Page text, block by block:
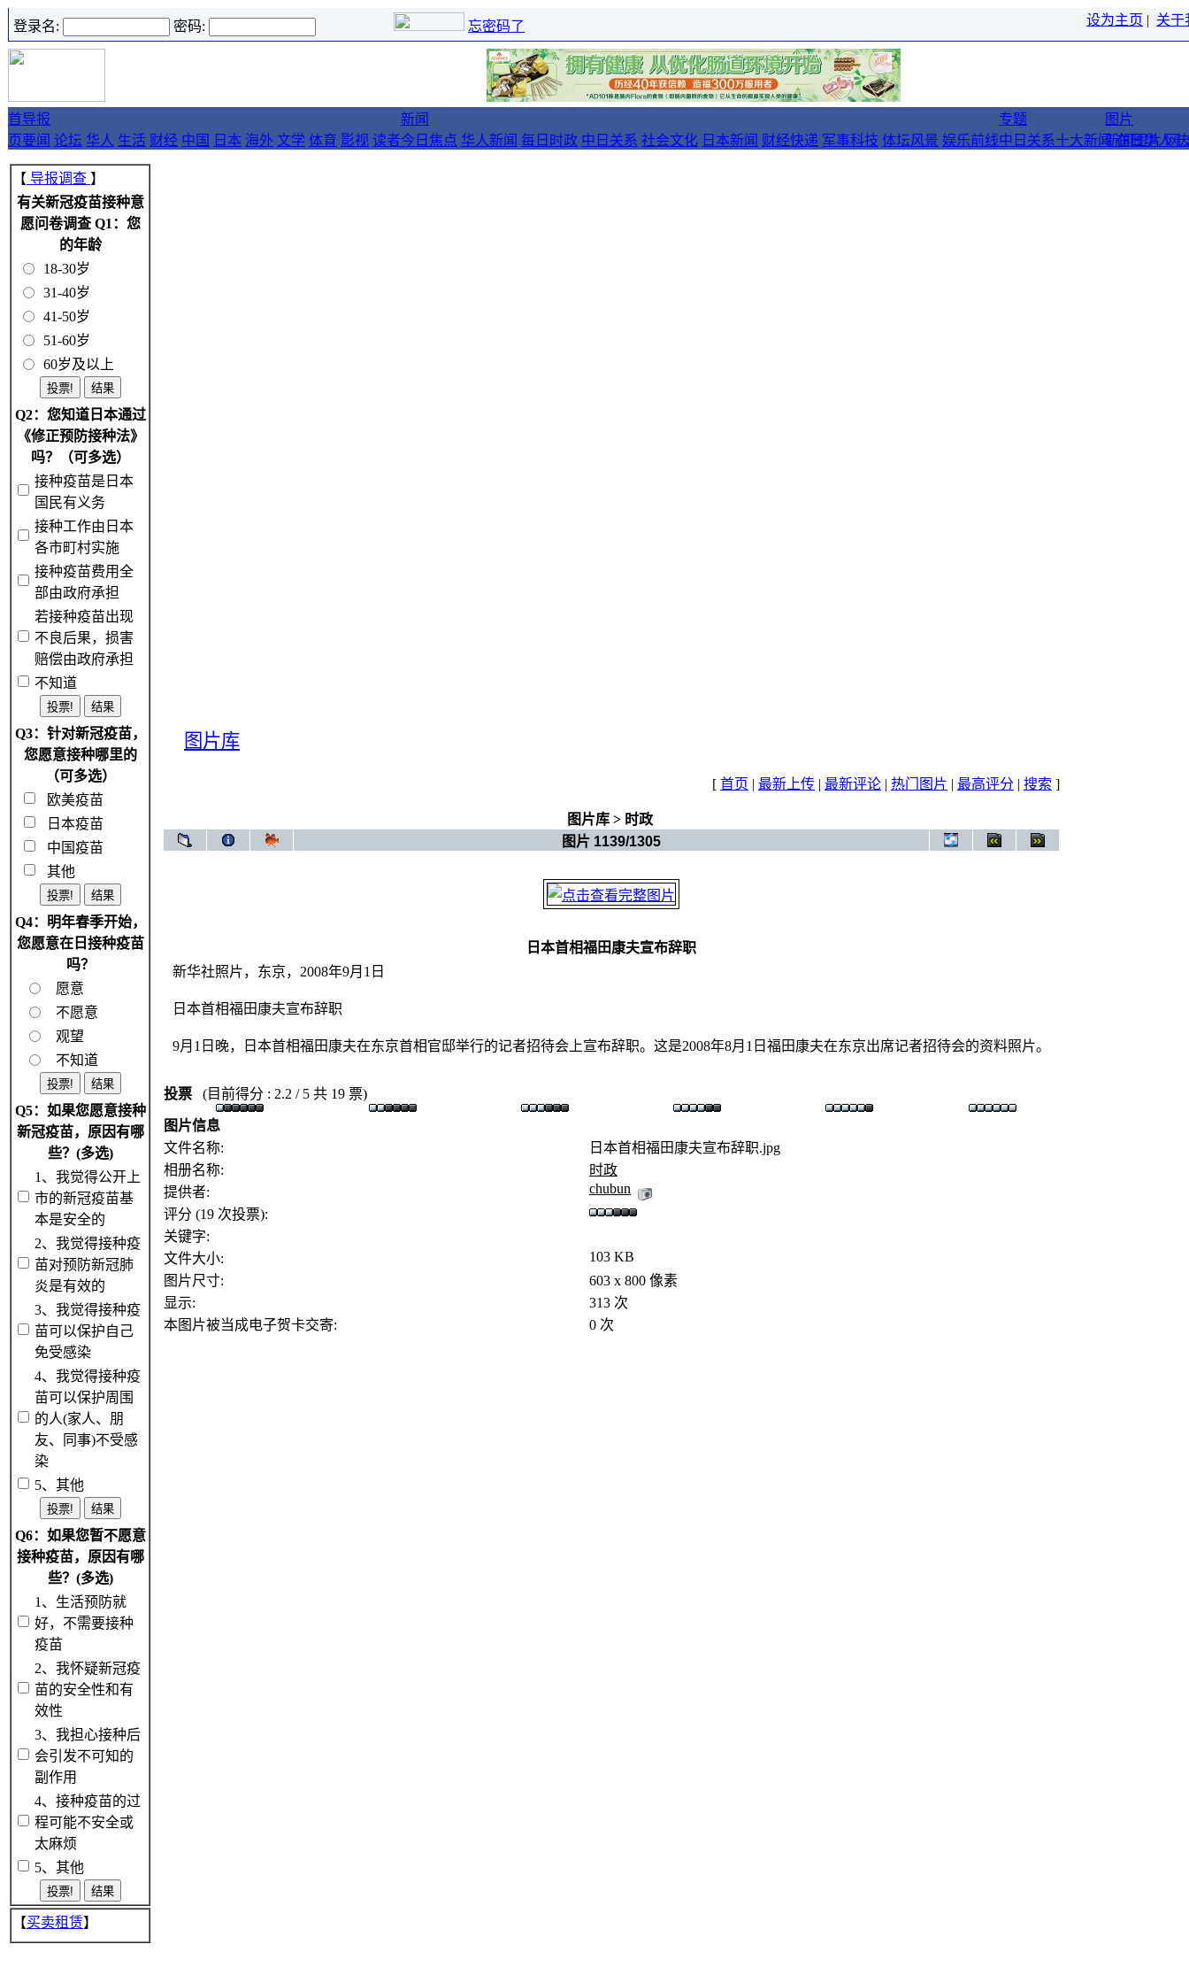
登录名: 密码: 忘密码了 设为主页 | 关于
首
页
导报
要闻 论坛 华人 生活 财经 中国 日本 海外 文学 体育 影视 读者
新闻
今日焦点 华人新闻 每日时政 中日关系 社会文化 日本新闻 财经快递 军事科技 体坛风景 娱乐前线
专题
中日关系十大新闻 在日华人
图片
新闻图片 网
【 导报调查 】
有关新冠疫苗接种意
愿问卷调查 Q1：您
的年龄
18-30岁
31-40岁
41-50岁
51-60岁
60岁及以上
Q2：您知道日本通过
《修正预防接种法》
吗？（可多选）
接种疫苗是日本
国民有义务
接种工作由日本
各市町村实施
接种疫苗费用全
部由政府承担
若接种疫苗出现
不良后果，损害
赔偿由政府承担
不知道
Q3：针对新冠疫苗，
您愿意接种哪里的
（可多选）
欧美疫苗
日本疫苗
中国疫苗
其他
Q4：明年春季开始，
您愿意在日接种疫苗
吗？
愿意
不愿意
观望
不知道
Q5：如果您愿意接种
新冠疫苗，原因有哪
些？(多选)
1、我觉得公开上
市的新冠疫苗基
本是安全的
2、我觉得接种疫
苗对预防新冠肺
炎是有效的
3、我觉得接种疫
苗可以保护自己
免受感染
4、我觉得接种疫
苗可以保护周围
的人(家人、朋
友、同事)不受感
染
5、其他
Q6：如果您暂不愿意
接种疫苗，原因有哪
些？(多选)
1、生活预防就
好，不需要接种
疫苗
2、我怀疑新冠疫
苗的安全性和有
效性
3、我担心接种后
会引发不可知的
副作用
4、接种疫苗的过
程可能不安全或
太麻烦
5、其他
【买卖租赁】
图片库
[ 首页 | 最新上传 | 最新评论 | 热门图片 | 最高评分 | 搜索 ]
图片库> 时政
图片 1139/1305
日本首相福田康夫宣布辞职
新华社照片，东京，2008年9月1日
日本首相福田康夫宣布辞职
9月1日晚，日本首相福田康夫在东京首相官邸举行的记者招待会上宣布辞职。这是2008年8月1日福田康夫在东京出席记者招待会的资料照片。
投票 (目前得分 : 2.2 / 5 共 19 票)
图片信息
文件名称:
日本首相福田康夫宣布辞职.jpg
相册名称:
时政
提供者:
chubun
评分 (19 次投票):
关键字:
文件大小:
103 KB
图片尺寸:
603 x 800 像素
显示:
313 次
本图片被当成电子贺卡交寄:
0 次